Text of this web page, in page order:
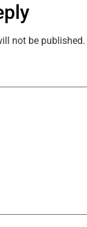
not be published.